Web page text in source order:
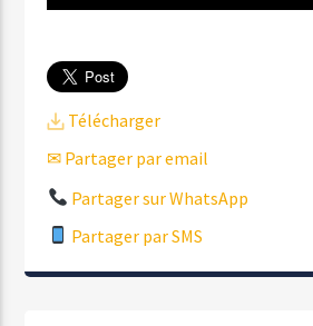
Télécharger
✉ Partager par email
Partager sur WhatsApp
Partager par SMS